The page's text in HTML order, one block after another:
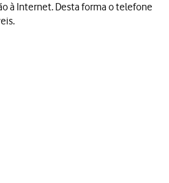
à Internet. Desta forma o telefone